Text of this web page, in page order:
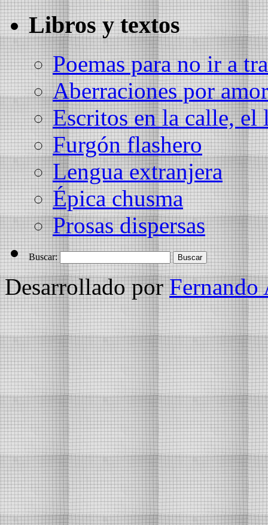
Libros y textos
Poemas para no ir a
Aberraciones por amor
Escritos en la calle, el
Furgón flashero
Lengua extranjera
Épica chusma
Prosas dispersas
Buscar:
Desarrollado porFernando